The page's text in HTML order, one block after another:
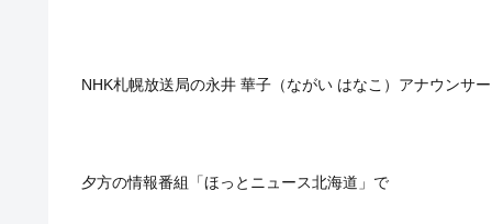
NHK札幌放送局の永井 華子（ながい はなこ）アナウンサ
夕方の情報番組「ほっとニュース北海道」で